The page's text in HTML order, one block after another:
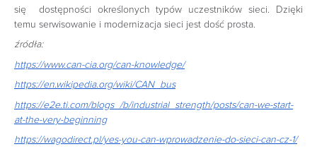
się dostępności określonych typów uczestników sieci. Dzięki
temu serwisowanie i modernizacja sieci jest dość prosta.
źródła:
https://www.can-cia.org/can-knowledge/
https://en.wikipedia.org/wiki/CAN_bus
https://e2e.ti.com/blogs_/b/industrial_strength/posts/can-we-start-
at-the-very-beginning
https://wagodirect.pl/yes-you-can-wprowadzenie-do-sieci-can-cz-1/